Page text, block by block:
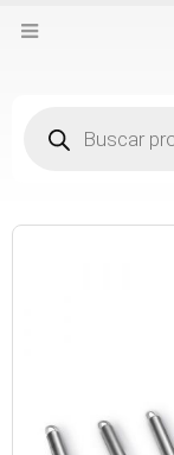
produtos